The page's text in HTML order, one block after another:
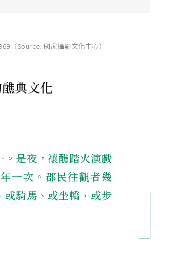
（Source: 國家攝影文化中心）
典文化
是夜，禳醮踏火演戲
一次。郡民往觀者幾
或騎馬、或坐轎、或步